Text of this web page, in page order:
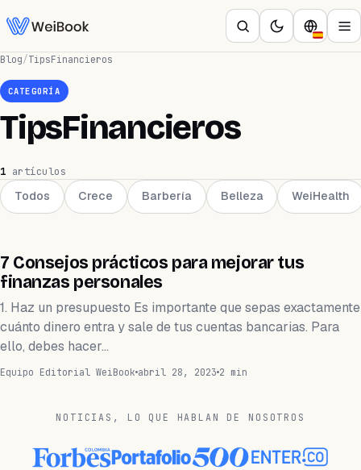
Blog/TipsFinancieros
CATEGORÍA
TipsFinancieros
1 artículos
Todos Crece Barbería Belleza WeiHealth
EMPRENDIMIENTO
7 Consejos prácticos para mejorar tus
finanzas personales
1. Haz un presupuesto Es importante que sepas exactamente
cuánto dinero entra y sale de tus cuentas bancarias. Para
ello, debes hacer…
Equipo Editorial WeiBook abril 28, 2023 2 min
NOTICIAS, LO QUE HABLAN DE NOSOTROS